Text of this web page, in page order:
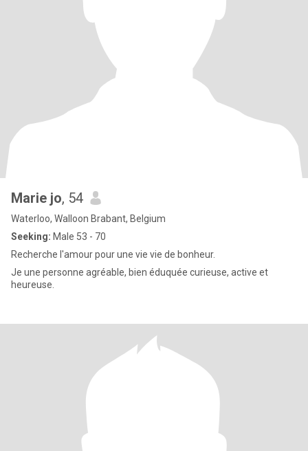
Marie jo, 54
Waterloo, Walloon Brabant, Belgium
Seeking: Male 53 - 70
Recherche l'amour pour une vie vie de bonheur.
Je une personne agréable, bien éduquée curieuse, active et
heureuse.